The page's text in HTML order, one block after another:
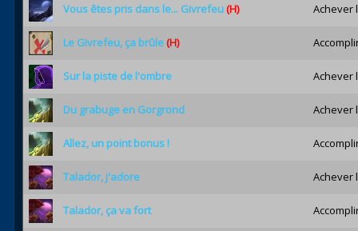
Vous êtes pris dans le... Givrefeu (H) Achever
Le Givrefeu, ça brûle (H)
Sur la piste de l'ombre Achever
Du grabuge en Gorgrond Achever
Allez, un point bonus !
Talador, j'adore Achever
Talador, ça va fort